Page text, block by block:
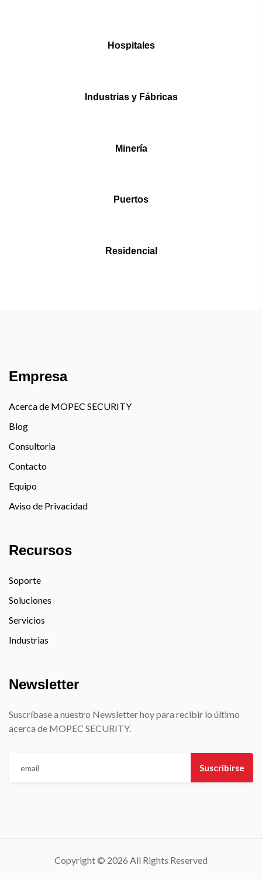
Hospitales
Industrias y Fábricas
Minería
Puertos
Residencial
Empresa
Acerca de MOPEC SECURITY
Blog
Consultoria
Contacto
Equipo
Aviso de Privacidad
Recursos
Soporte
Soluciones
Servicios
Industrias
Newsletter
Suscríbase a nuestro Newsletter hoy para recibir lo último
acerca de MOPEC SECURITY.
Suscribirse
Copyright © 2026 All Rights Reserved